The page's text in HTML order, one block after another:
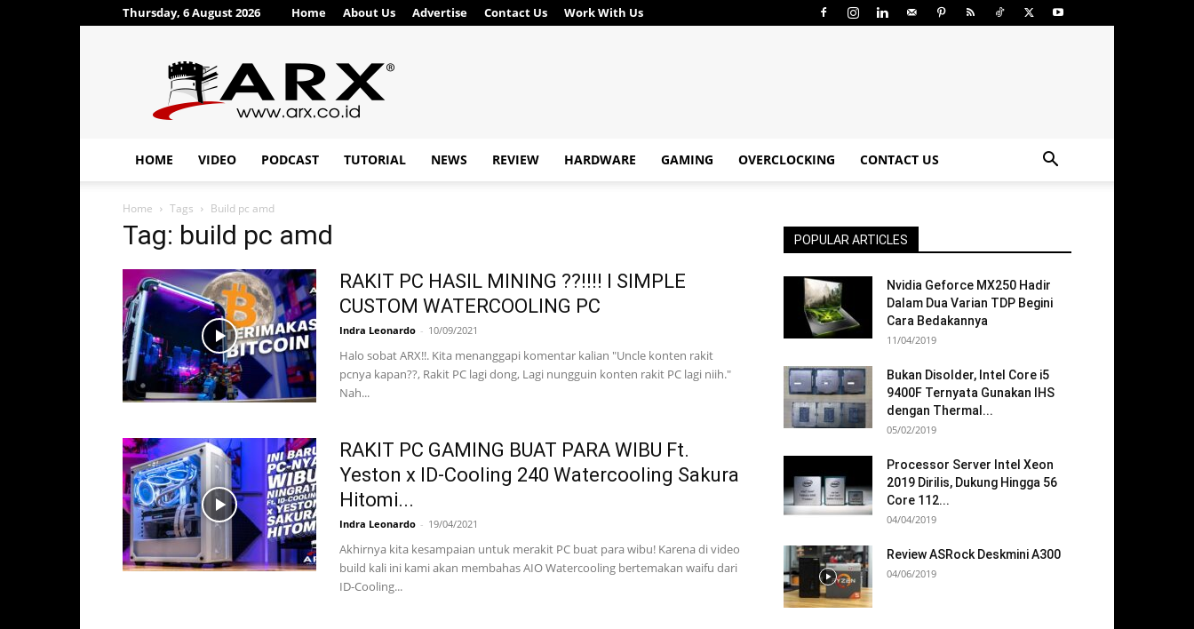
Thursday, 6 August 2026 Home About Us Advertise Contact Us Work With Us
ARX®
HOME VIDEO PODCAST TUTORIAL NEWS REVIEW HARDWARE GAMING OVERCLOCKING CONTACT US
Home Tags Build pc amd
Tag: build pc amd
RAKIT PC HASIL MINING ??!!!! I SIMPLE
CUSTOM WATERCOOLING PC
Indra Leonardo - 10/09/2021
Halo sobat ARX!!. Kita menanggapi komentar kalian "Uncle konten rakit
pcnya kapan??, Rakit PC lagi dong, Lagi nungguin konten rakit PC lagi niih."
Nah...
RAKIT PC GAMING BUAT PARA WIBU Ft.
Yeston x ID-Cooling 240 Watercooling Sakura
Hitomi...
Indra Leonardo - 19/04/2021
Akhirnya kita kesampaian untuk merakit PC buat para wibu! Karena di video
build kali ini kami akan membahas AIO Watercooling bertemakan waifu dari
ID-Cooling...
POPULAR ARTICLES
Nvidia Geforce MX250 Hadir
Dalam Dua Varian TDP Begini
Cara Bedakannya
11/04/2019
Bukan Disolder, Intel Core i5
9400F Ternyata Gunakan IHS
dengan Thermal...
05/02/2019
Processor Server Intel Xeon
2019 Dirilis, Dukung Hingga 56
Core 112...
04/04/2019
Review ASRock Deskmini A300
04/06/2019